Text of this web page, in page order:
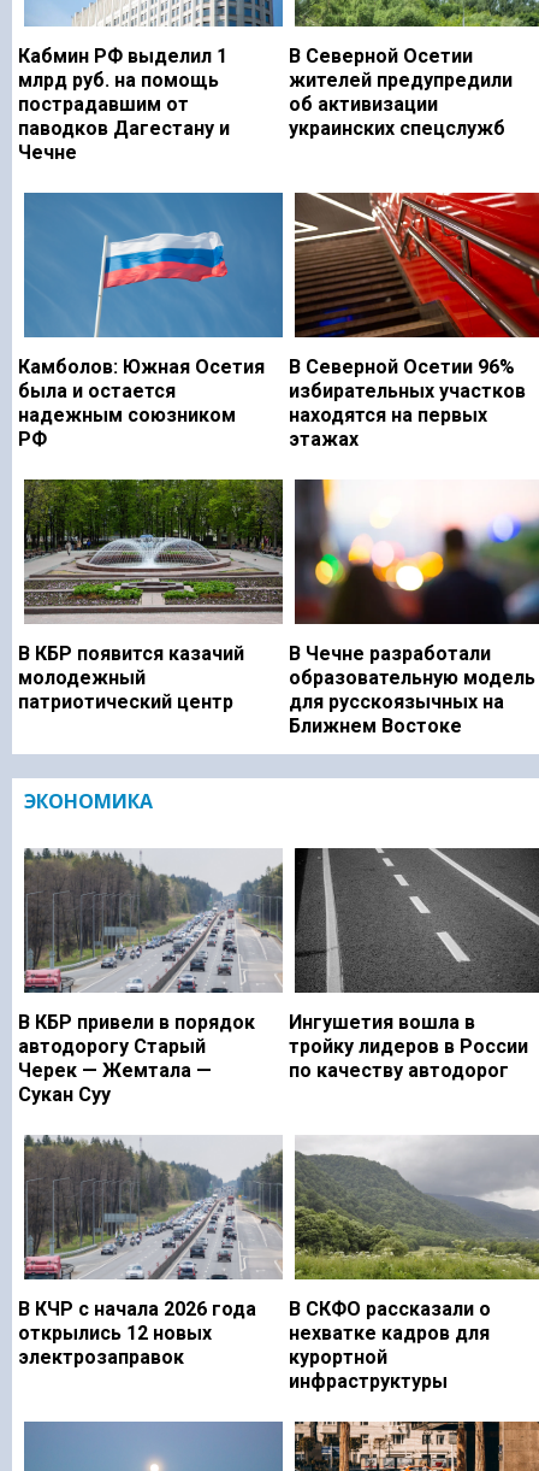
Кабмин РФ выделил 1
млрд руб. на помощь
пострадавшим от
паводков Дагестану и
Чечне
В Северной Осетии
жителей предупредили
об активизации
украинских спецслужб
Камболов: Южная Осетия
была и остается
надежным союзником
РФ
В Северной Осетии 96%
избирательных участков
находятся на первых
этажах
В КБР появится казачий
молодежный
патриотический центр
В Чечне разработали
образовательную модель
для русскоязычных на
Ближнем Востоке
ЭКОНОМИКА
В КБР привели в порядок
автодорогу Старый
Черек — Жемтала —
Сукан Суу
Ингушетия вошла в
тройку лидеров в России
по качеству автодорог
В КЧР с начала 2026 года
открылись 12 новых
электрозаправок
В СКФО рассказали о
нехватке кадров для
курортной
инфраструктуры